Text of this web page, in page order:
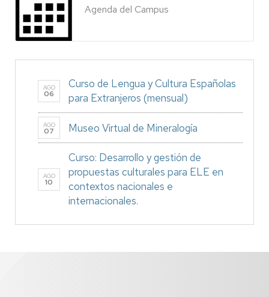
Agenda del Campus
AGO
06
Curso de Lengua y Cultura Españolas
para Extranjeros (mensual)
AGO
07 Museo Virtual de Mineralogía
AGO
10
Curso: Desarrollo y gestión de
propuestas culturales para ELE en
contextos nacionales e
internacionales.